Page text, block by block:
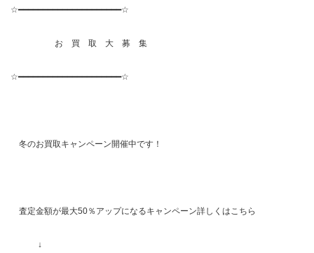
☆━━━━━━━━━━━━━━━━━━━━━☆
お 買 取 大 募 集
☆━━━━━━━━━━━━━━━━━━━━━☆
冬のお買取キャンペーン開催中です！
査定金額が最大50％アップになるキャンペーン詳しくはこちら
↓